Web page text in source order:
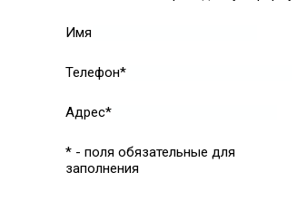
Имя
Телефон*
Адрес*
* - поля обязательные для
заполнения